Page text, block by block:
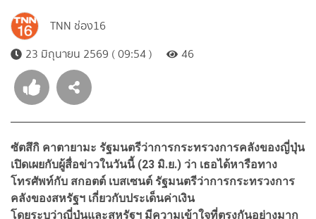
TNN ช่อง16
23 มิถุนายน 2569 ( 09:54 )
46
ซัตสึกิ คาตายามะ รัฐมนตรีว่าการกระทรวงการคลังของญี่ปุ่น
เปิดเผยกับผู้สื่อข่าวในวันนี้ (23 มิ.ย.) ว่า เธอได้หารือทาง
โทรศัพท์กับ สกอตต์ เบสเซนต์ รัฐมนตรีว่าการกระทรวงการ
คลังของสหรัฐฯ เกี่ยวกับประเด็นค่าเงิน
โดยระบุว่าญี่ปุ่นและสหรัฐฯ มีความเข้าใจที่ตรงกันอย่างมาก